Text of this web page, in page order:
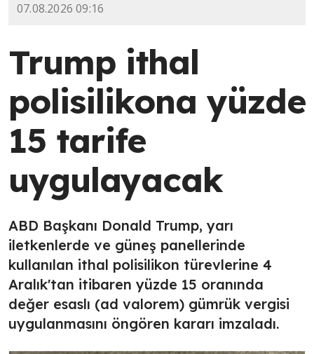
07.08.2026 09:16
Trump ithal
polisilikona yüzde
15 tarife
uygulayacak
ABD Başkanı Donald Trump, yarı
iletkenlerde ve güneş panellerinde
kullanılan ithal polisilikon türevlerine 4
Aralık'tan itibaren yüzde 15 oranında
değer esaslı (ad valorem) gümrük vergisi
uygulanmasını öngören kararı imzaladı.